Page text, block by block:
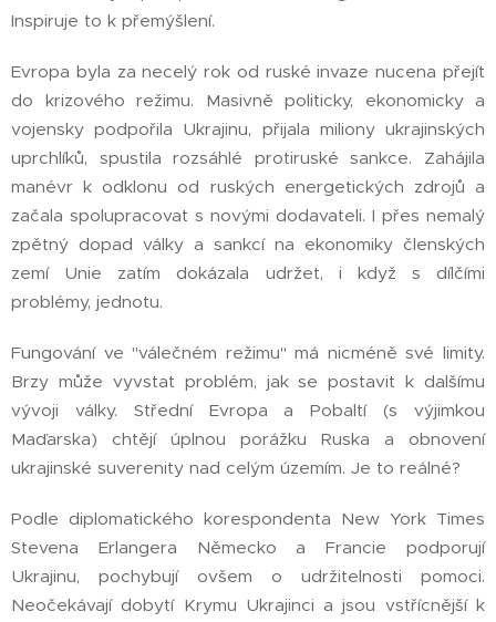
Inspiruje to k přemýšlení.
Evropa byla za necelý rok od ruské invaze nucena přejít
do krizového režimu. Masivně politicky, ekonomicky a
vojensky podpořila Ukrajinu, přijala miliony ukrajinských
uprchlíků, spustila rozsáhlé protiruské sankce. Zahájila
manévr k odklonu od ruských energetických zdrojů a
začala spolupracovat s novými dodavateli. I přes nemalý
zpětný dopad války a sankcí na ekonomiky členských
zemí Unie zatím dokázala udržet, i když s dílčími
problémy, jednotu.
Fungování ve "válečném režimu" má nicméně své limity.
Brzy může vyvstat problém, jak se postavit k dalšímu
vývoji války. Střední Evropa a Pobaltí (s výjimkou
Maďarska) chtějí úplnou porážku Ruska a obnovení
ukrajinské suverenity nad celým územím. Je to reálné?
Podle diplomatického korespondenta New York Times
Stevena Erlangera Německo a Francie podporují
Ukrajinu, pochybují ovšem o udržitelnosti pomoci.
Neočekávají dobytí Krymu Ukrajinci a jsou vstřícnější k